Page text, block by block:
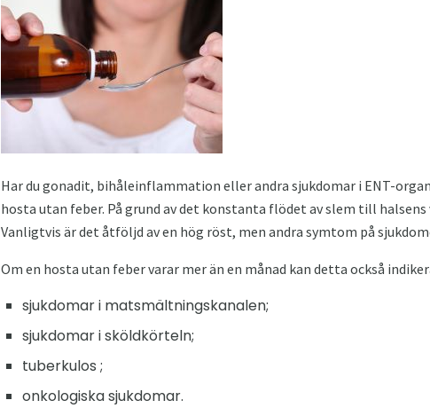
Har du gonadit, bihåleinflammation eller andra sjukdomar i ENT-
hosta utan feber. På grund av det konstanta flödet av slem till
Vanligtvis är det åtföljd av en hög röst, men andra symtom på
Om en hosta utan feber varar mer än en månad kan detta också
sjukdomar i matsmältningskanalen;
sjukdomar i sköldkörteln;
tuberkulos ;
onkologiska sjukdomar.